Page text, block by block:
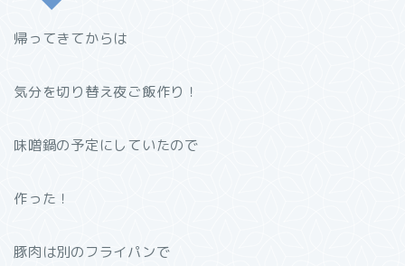
帰ってきてからは
気分を切り替え夜ご飯作り！
味噌鍋の予定にしていたので
作った！
豚肉は別のフライパンで